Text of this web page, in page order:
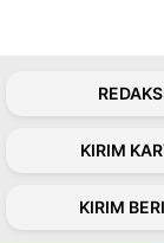
KIRIM
KIRIM